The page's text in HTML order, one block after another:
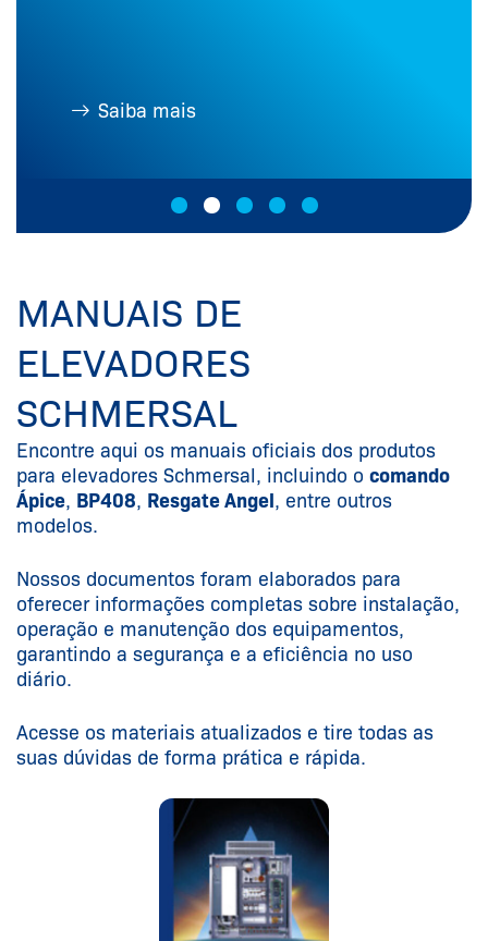
Saiba mais
MANUAIS DE
ELEVADORES
SCHMERSAL
Encontre aqui os manuais oficiais dos produtos
para elevadores Schmersal, incluindo o comando
Ápice, BP408, Resgate Angel, entre outros
modelos.
Nossos documentos foram elaborados para
oferecer informações completas sobre instalação,
operação e manutenção dos equipamentos,
garantindo a segurança e a eficiência no uso
diário.
Acesse os materiais atualizados e tire todas as
suas dúvidas de forma prática e rápida.